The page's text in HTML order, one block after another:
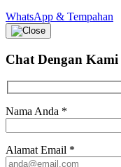
WhatsApp & Tempahan
Chat Dengan Kami
Nama Anda *
Alamat Email *